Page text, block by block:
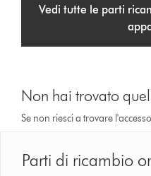
Vedi tutte le parti
Non hai trovato
Se non riesci a trovare
Parti di ricambio